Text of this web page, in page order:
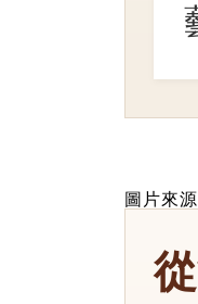
圖片來